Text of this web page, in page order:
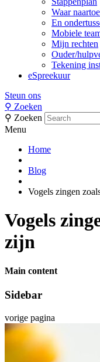
Waar
En
Mobiele
Mijn rechten
Ouder/
Tekening
eSpreekuur
Steun ons
⚲ Zoeken
⚲ Zoeken
Menu
Home
Blog
Vogels zingen
Vogels
zijn
Main content
Sidebar
vorige pagina